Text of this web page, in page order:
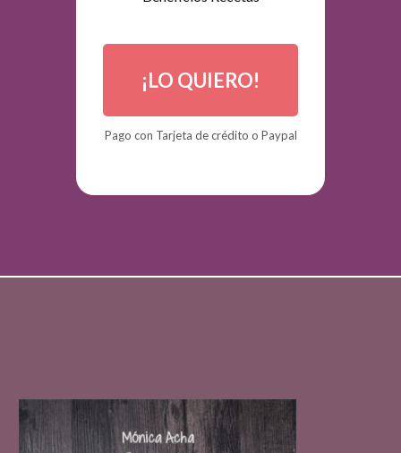
¡LO QUIERO!
Pago con Tarjeta de crédito o Paypal